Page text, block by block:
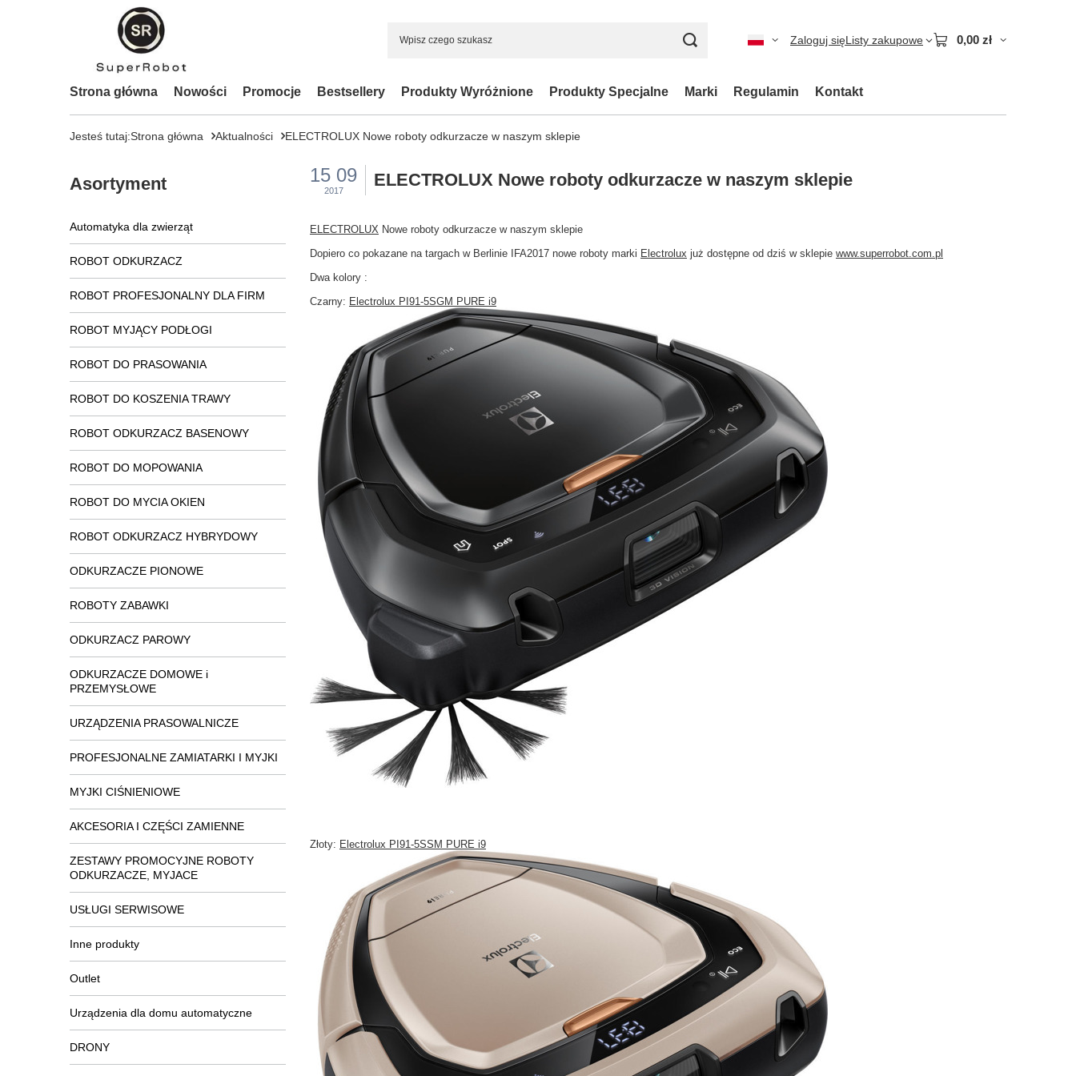
Zaloguj sięListy zakupowe 0,00 zł
Strona główna Nowości Promocje Bestsellery Produkty Wyróżnione Produkty Specjalne Marki Regulamin Kontakt
Jesteś tutaj:Strona główna Aktualności ELECTROLUX Nowe roboty odkurzacze w naszym sklepie
Asortyment
Automatyka dla zwierząt
ROBOT ODKURZACZ
ROBOT PROFESJONALNY DLA FIRM
ROBOT MYJĄCY PODŁOGI
ROBOT DO PRASOWANIA
ROBOT DO KOSZENIA TRAWY
ROBOT ODKURZACZ BASENOWY
ROBOT DO MOPOWANIA
ROBOT DO MYCIA OKIEN
ROBOT ODKURZACZ HYBRYDOWY
ODKURZACZE PIONOWE
ROBOTY ZABAWKI
ODKURZACZ PAROWY
ODKURZACZE DOMOWE i
PRZEMYSŁOWE
URZĄDZENIA PRASOWALNICZE
PROFESJONALNE ZAMIATARKI I MYJKI
MYJKI CIŚNIENIOWE
AKCESORIA I CZĘŚCI ZAMIENNE
ZESTAWY PROMOCYJNE ROBOTY
ODKURZACZE, MYJACE
USŁUGI SERWISOWE
Inne produkty
Outlet
Urządzenia dla domu automatyczne
DRONY
15 09
2017
ELECTROLUX Nowe roboty odkurzacze w naszym sklepie
ELECTROLUX Nowe roboty odkurzacze w naszym sklepie
Dopiero co pokazane na targach w Berlinie IFA2017 nowe roboty marki Electrolux już dostępne od dziś w sklepie www.superrobot.com.pl
Dwa kolory :
Czarny: Electrolux PI91-5SGM PURE i9
Złoty: Electrolux PI91-5SSM PURE i9